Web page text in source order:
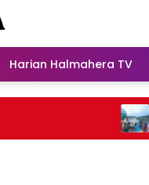
Harian Halmahera TV
Al